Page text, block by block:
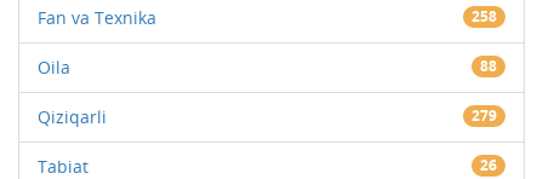
Fan va Texnika 258
Oila 88
Qiziqarli 279
Tabiat 26